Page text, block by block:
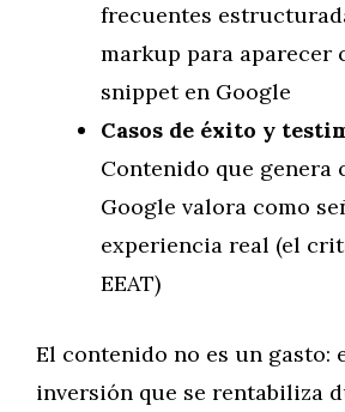
frecuentes
markup para aparecer
snippet en Google
Casos de éxito y
Contenido que genera
Google valora como
experiencia real (el
EEAT)
El contenido no es un gasto:
inversión que se rentabiliza